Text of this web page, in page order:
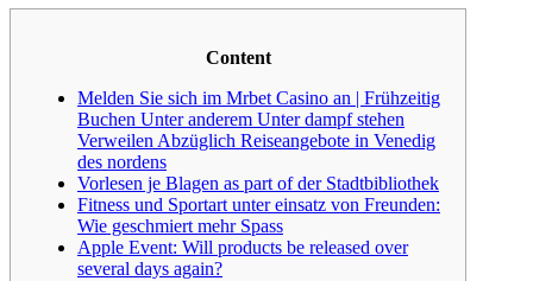
Content
Melden Sie sich im Mrbet Casino an | Frühzeitig
Buchen Unter anderem Unter dampf stehen
Verweilen Abzüglich Reiseangebote in Venedig
des nordens
Vorlesen je Blagen as part of der Stadtbibliothek
Fitness und Sportart unter einsatz von Freunden:
Wie geschmiert mehr Spass
Apple Event: Will products be released over
several days again?